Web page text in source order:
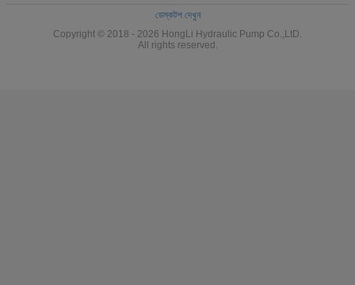
ডেস্কটপ দেখুন
Copyright © 2018 - 2026 HongLi Hydraulic Pump Co.,LtD.
All rights reserved.